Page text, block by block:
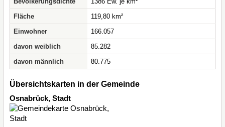
Fläche
119,80 km²
Einwohner
166.057
davon weiblich
85.282
davon männlich
80.775
Übersichtskarten in der Gemeinde
Osnabrück, Stadt